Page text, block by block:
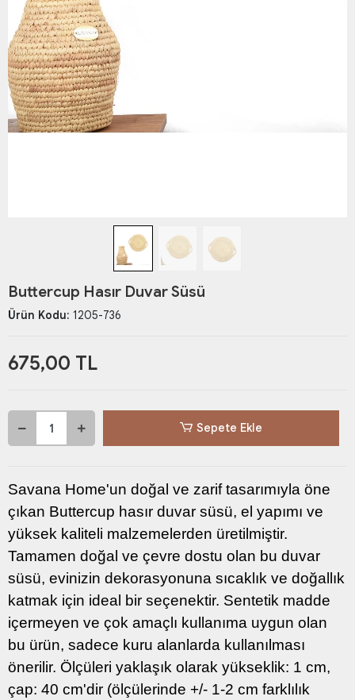
Buttercup Hasır Duvar Süsü
Ürün Kodu: 1205-736
675,00 TL
Sepete Ekle
Savana Home'un doğal ve zarif tasarımıyla öne
çıkan Buttercup hasır duvar süsü, el yapımı ve
yüksek kaliteli malzemelerden üretilmiştir.
Tamamen doğal ve çevre dostu olan bu duvar
süsü, evinizin dekorasyonuna sıcaklık ve doğallık
katmak için ideal bir seçenektir. Sentetik madde
içermeyen ve çok amaçlı kullanıma uygun olan
bu ürün, sadece kuru alanlarda kullanılması
önerilir. Ölçüleri yaklaşık olarak yükseklik: 1 cm,
çap: 40 cm'dir (ölçülerinde +/- 1-2 cm farklılık